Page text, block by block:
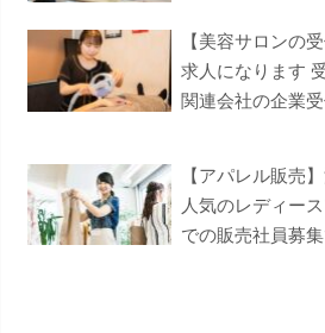
【美容サロンの
求人になります
関連会社の企業
【アパレル販売
人気のレディー
での販売社員募